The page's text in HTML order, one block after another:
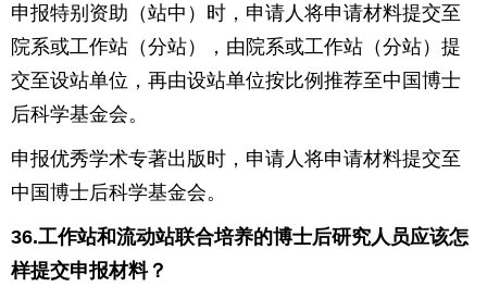
申报特别资助（站中）时，申请人将申请材料提交至
院系或工作站（分站），由院系或工作站（分站）提
交至设站单位，再由设站单位按比例推荐至中国博士
后科学基金会。
申报优秀学术专著出版时，申请人将申请材料提交至
中国博士后科学基金会。
36.工作站和流动站联合培养的博士后研究人员应该怎
样提交申报材料？